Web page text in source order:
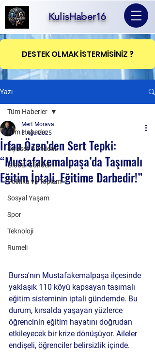
KulisHaber16
DESTEK OLMAK İSTERMİSİNİZ ?
Yazı
Tüm Haberler
Siyaset Gündemi
Global Gündem
Politika ve Toplum
Sosyal Yaşam
Spor
Teknoloji
Rumeli
Tüm Haberler
İrfan Özen’den Sert Tepki:
“Mustafakemalpaşa’da Taşımalı
Eğitim İptali, Eğitime Darbedir!”
Mert Morava
6 Ağu 2025
Bursa'nın Mustafakemalpaşa ilçesinde
yaklaşık 110 köyü kapsayan taşımalı
eğitim sisteminin iptali gündemde. Bu
durum, kırsalda yaşayan yüzlerce
öğrencinin eğitim hayatını doğrudan
etkileyecek bir krize dönüşüyor. Aileler
endişeli, öğrenciler belirsizlik içinde.